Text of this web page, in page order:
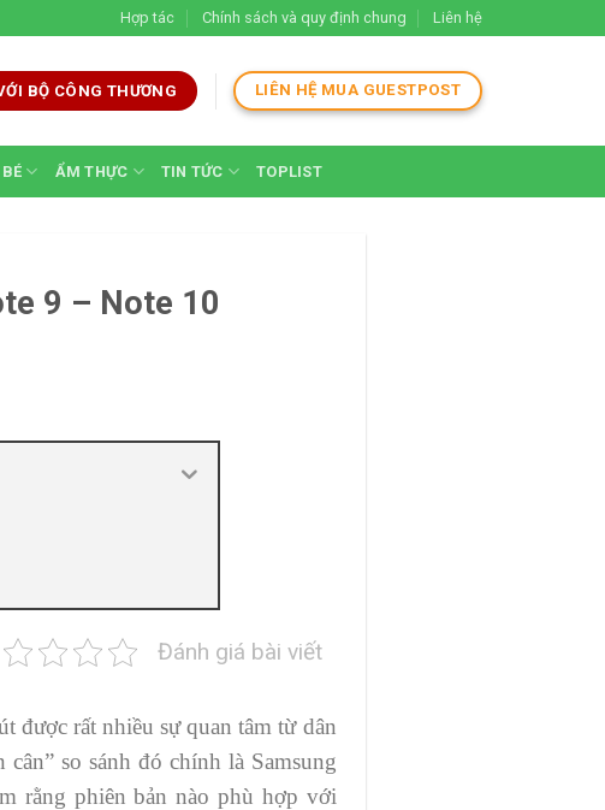
Hợp tác Chính sách và quy định chung Liên hệ
BỘ CÔNG THƯƠNG LIÊN HỆ MUA GUESTPOST
ẨM THỰC TIN TỨC TOPLIST
9 – Note 10
Đánh giá bài viết
được rất nhiều sự quan tâm từ dân
so sánh đó chính là Samsung
rằng phiên bản nào phù hợp với